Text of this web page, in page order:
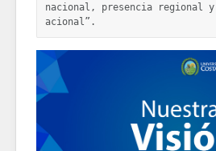
nacional, presencia regional
acional”.